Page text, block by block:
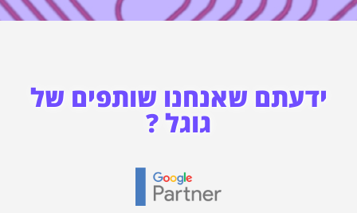
ידעתם שאנחנו שותפים של
גוגל ?